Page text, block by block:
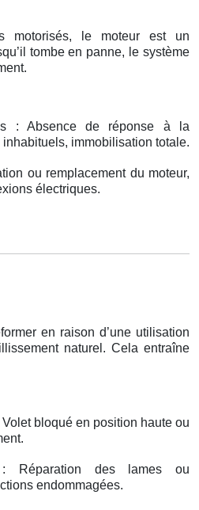
motorisés, le moteur est un
tombe en panne, le système
: Absence de réponse à la
immobilisation totale.
ou remplacement du moteur,
électriques.
en raison d’une utilisation
naturel. Cela entraîne
Volet bloqué en position haute ou
: Réparation des lames ou
endommagées.